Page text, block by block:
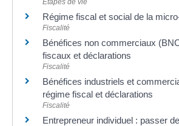
Étapes de vie
Régime fiscal et social de la
Fiscalité
Bénéfices non commerciaux
fiscaux et déclarations
Fiscalité
Bénéfices industriels et
régime fiscal et déclarations
Fiscalité
Entrepreneur individuel : passer